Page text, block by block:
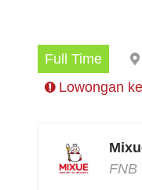
Full Time
Lowongan
FNB